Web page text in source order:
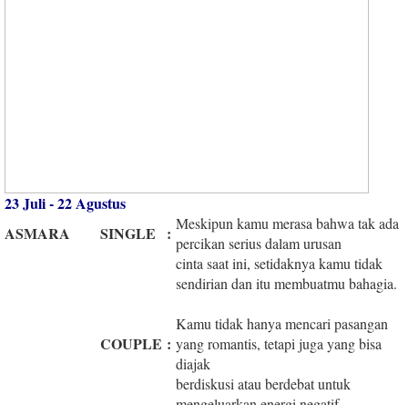
23 Juli - 22 Agustus
ASMARA
SINGLE : Meskipun kamu merasa bahwa tak ada
percikan serius dalam urusan
cinta saat ini, setidaknya kamu tidak
sendirian dan itu membuatmu bahagia.
COUPLE :
Kamu tidak hanya mencari pasangan
yang romantis, tetapi juga yang bisa
diajak
berdiskusi atau berdebat untuk